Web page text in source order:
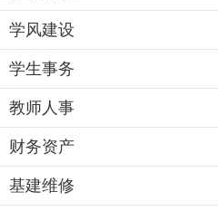
学风建设
学生事务
教师人事
财务资产
基建维修